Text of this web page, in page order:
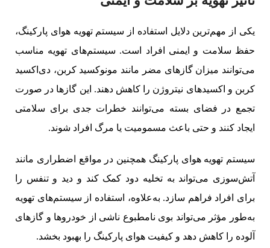
یکی از مهم‌ترین دلایل استفاده از سیستم تهویه هوای پارکینگ،
حفظ سلامت و ایمنی افراد است. سیستم‌های تهویه مناسب
می‌توانند میزان گازهای مضر مانند مونوکسید کربن، دی‌اکسید
کربن و اکسیدهای نیتروژن را کاهش دهند. این گازها در صورت
تجمع در فضای بسته می‌توانند خطرات جدی برای سلامتی
ایجاد کنند و حتی باعث مسمومیت یا مرگ افراد شوند.
سیستم تهویه هوای پارکینگ همچنین در مواقع اضطراری مانند
آتش‌سوزی می‌تواند به تخلیه دود کمک کند و دید و تنفس را
برای افراد فراهم سازد. به‌علاوه، استفاده از سیستم‌های تهویه
به‌طور مؤثر می‌تواند بوی نامطبوع ناشی از خودروها و گازهای
آلوده را کاهش دهد و کیفیت هوای پارکینگ را بهبود بخشد.